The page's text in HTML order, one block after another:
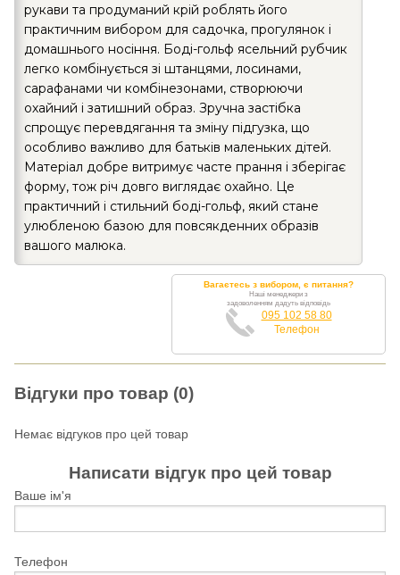
рукави та продуманий крій роблять його
практичним вибором для садочка, прогулянок і
домашнього носіння. Боді-гольф ясельний рубчик
легко комбінується зі штанцями, лосинами,
сарафанами чи комбінезонами, створюючи
охайний і затишний образ. Зручна застібка
спрощує перевдягання та зміну підгузка, що
особливо важливо для батьків маленьких дітей.
Матеріал добре витримує часте прання і зберігає
форму, тож річ довго виглядає охайно. Це
практичний і стильний боді-гольф, який стане
улюбленою базою для повсякденних образів
вашого малюка.
Вагаєтесь з вибором, є питання?
Наші менеджери з
задоволенням дадуть відповідь
095 102 58 80
Телефон
Відгуки про товар (0)
Немає відгуков про цей товар
Написати відгук про цей товар
Ваше ім'я
Телефон